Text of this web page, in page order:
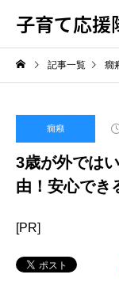
子育て応援
記事一覧 癇
癇癪
3歳が外では
由！安心でき
[PR]